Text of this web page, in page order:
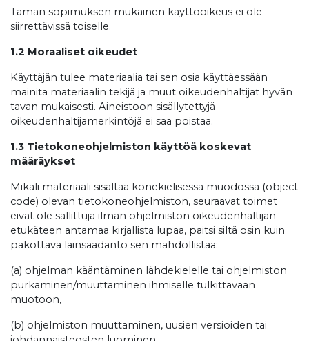
Tämän sopimuksen mukainen käyttöoikeus ei ole
siirrettävissä toiselle.
1.2 Moraaliset oikeudet
Käyttäjän tulee materiaalia tai sen osia käyttäessään
mainita materiaalin tekijä ja muut oikeudenhaltijat hyvän
tavan mukaisesti. Aineistoon sisällytettyjä
oikeudenhaltijamerkintöjä ei saa poistaa.
1.3 Tietokoneohjelmiston käyttöä koskevat
määräykset
Mikäli materiaali sisältää konekielisessä muodossa (object
code) olevan tietokoneohjelmiston, seuraavat toimet
eivät ole sallittuja ilman ohjelmiston oikeudenhaltijan
etukäteen antamaa kirjallista lupaa, paitsi siltä osin kuin
pakottava lainsäädäntö sen mahdollistaa:
(a) ohjelman kääntäminen lähdekielelle tai ohjelmiston
purkaminen/muuttaminen ihmiselle tulkittavaan
muotoon,
(b) ohjelmiston muuttaminen, uusien versioiden tai